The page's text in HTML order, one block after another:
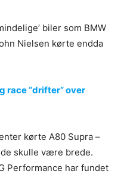
biler som BMW
Nielsen kørte endda
race “drifter” over
kørte A80 Supra –
skulle være brede.
Performance har fundet